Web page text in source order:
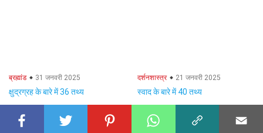
ब्रह्मांड 31 जनवरी 2025
क्षुद्रग्रह के बारे में 36 तथ्य
दर्शनशास्त्र 21 जनवरी 2025
स्वाद के बारे में 40 तथ्य